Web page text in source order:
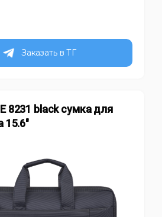
Заказать в ТГ
8231 black сумка для
15.6″